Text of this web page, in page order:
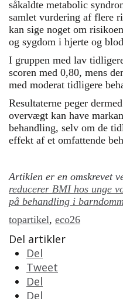
såkaldte metabolic
samlet vurdering af flere
kan sige noget om
og sygdom i hjerte og
I gruppen med lav
scoren med 0,80, mens
med moderat tidligere
Resultaterne peger
overvægt kan have
behandling, selv om de
effekt af et omfattende
Artiklen er en omskrevet
reducerer BMI hos unge
på behandling i
topartikel, eco26
Del artikler
Del
Tweet
Del
Del